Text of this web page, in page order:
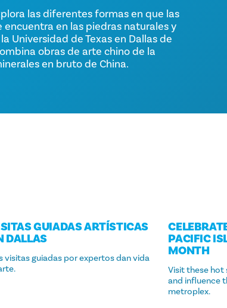
las diferentes formas en que las
en las piedras naturales y
Universidad de Texas en Dallas de
obras de arte chino de la
en bruto de China.
GUIADAS ARTÍSTICAS
DALLAS
visitas guiadas por expertos dan vida
PACIFIC
MONTH
Visit these hot
and influence
metroplex.